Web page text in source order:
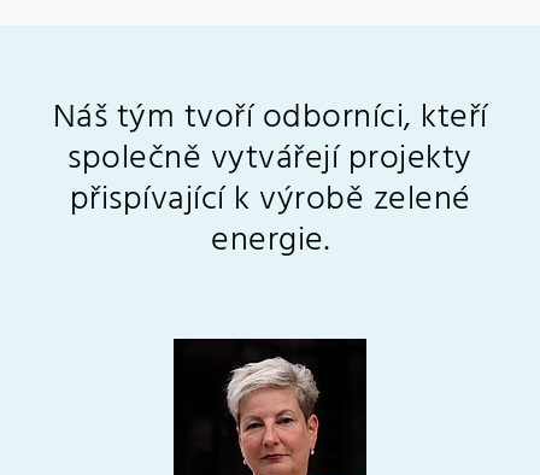
Náš tým tvoří odborníci, kteří
společně vytvářejí projekty
přispívající k výrobě zelené
energie.